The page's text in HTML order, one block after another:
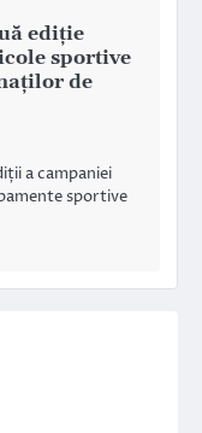
ediție
sportive
de
a campaniei
sportive